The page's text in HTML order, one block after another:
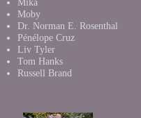
Mika
Moby
Dr. Norman E. Rosenthal
Pénélope Cruz
Liv Tyler
Tom Hanks
Russell Brand